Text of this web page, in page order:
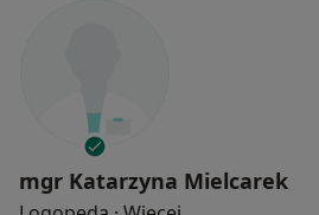
mgr Katarzyna Mielcarek